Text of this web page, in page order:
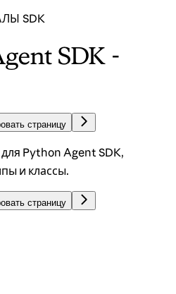
SDK
SDK -
страницу
Python Agent SDK,
и классы.
страницу